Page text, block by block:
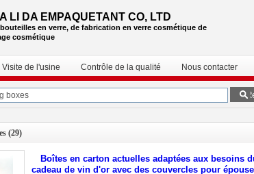
LI DA EMPAQUETANT CO, LTD
en verre, de fabrication en verre cosmétique de
cosmétique
Visite de l'usine Contrôle de la qualité Nous contacter
(29)
Boîtes en carton actuelles adaptées aux besoins
cadeau de vin d'or avec des couvercles pour